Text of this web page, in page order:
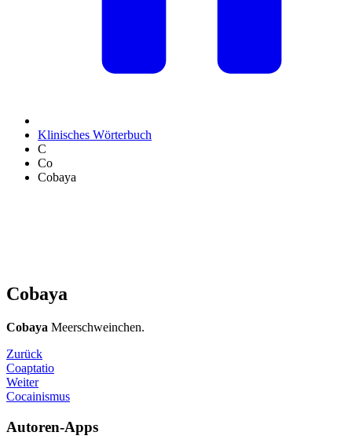
Klinisches Wörterbuch
C
Co
Cobaya
Cobaya
Cobaya Meerschweinchen.
Zurück
Coaptatio
Weiter
Cocainismus
Autoren-Apps